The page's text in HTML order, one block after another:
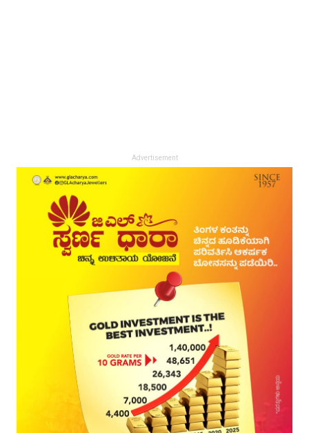
Advertisement